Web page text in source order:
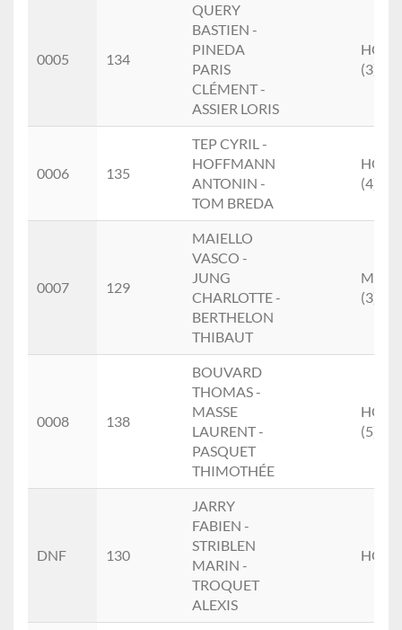
0005 134
QUERY
BASTIEN -
PINEDA
PARIS
CLÉMENT -
ASSIER LORIS
(3)
0006 135
TEP CYRIL -
HOFFMANN
ANTONIN -
TOM BREDA
(4)
0007 129
MAIELLO
VASCO -
JUNG
CHARLOTTE -
BERTHELON
THIBAUT
(3)
0008 138
BOUVARD
THOMAS -
MASSE
LAURENT -
PASQUET
THIMOTHÉE
(5)
DNF 130
JARRY
FABIEN -
STRIBLEN
MARIN -
TROQUET
ALEXIS